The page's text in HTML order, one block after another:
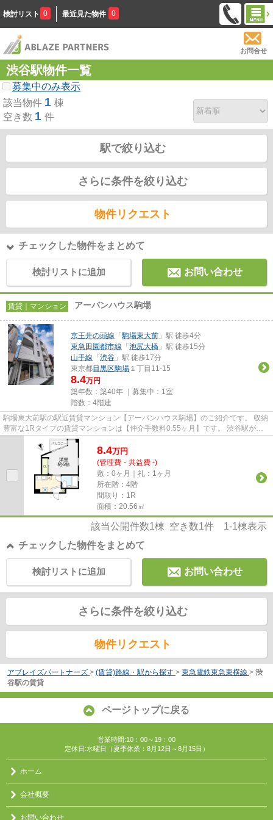
検討リスト 0 最近見た物件 0
お問合せ
渋谷駅物件一覧
募集中のみ表示
該当物件 1 棟
空き数 1 件
駅で絞り込む
さらに条件を絞り込む
物件リクエスト
チェックした物件をまとめて
検討リストに追加 お問い合わせ
賃貸｜マンション アーバンハウス駒場
京王井の頭線 「駒場東大前 」駅 徒歩4分
東急田園都市線 「 池尻大橋 」駅 徒歩15分
山手線 「 渋谷 」駅 徒歩17分
東京都目黒区駒場 １丁目11-15
8.4万円
築年数：築40年 ｜募集中： 1室
階数：4階建
駒場東大前駅の駅近賃貸マンション【アーバンハウス駒場】のご紹介です。 収納
豊富な1Rタイプの賃貸マンションは【仲介手数料0.55ヶ月】です。 渋谷駅が徒
歩圏内で利用可能な人気エリ...
8.4万円
(管理費・共益費 -)
敷：0ヶ月｜礼：1ヶ月
所在階：4階
間取り：1R
面積：20.56㎡
該当公開件数1棟 空き数1件 1-1棟表示
チェックした物件をまとめて
お問い合わせ
検討リストに追加
さらに条件を絞り込む
物件リクエスト
アブレイズパートナーズ > (賃貸)路線・駅から探す > 東急電鉄東急東横線 > 渋
谷駅の賃貸
ページトップに戻る
営業時間:10：00～19：00
定休日:水曜日（夏季休業：8月12日～8月15日）
ホーム
会社概要
お問い合わせ